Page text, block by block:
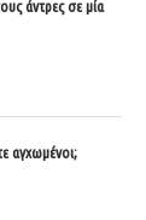
άντρες σε μία
αγχωμένοι;